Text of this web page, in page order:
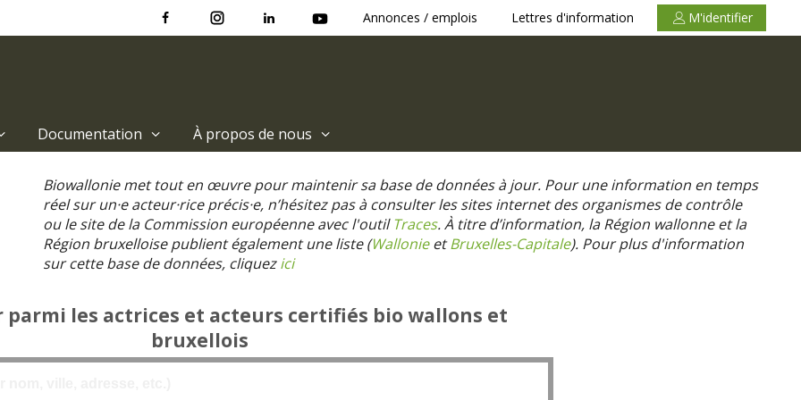
Annonces / emplois Lettres d'information M'identifier
Documentation À propos de nous
Biowallonie met tout en œuvre pour maintenir sa base de données à jour. Pour une information en temps
réel sur un·e acteur·rice précis·e, n’hésitez pas à consulter les sites internet des organismes de contrôle
ou le site de la Commission européenne avec l'outilTraces. À titre d’information, la Région wallonne et la
Région bruxelloise publient également une liste (WallonieetBruxelles-Capitale). Pour plus d'information
sur cette base de données, cliquezici
parmi les actrices et acteurs certifiés bio wallons et
bruxellois